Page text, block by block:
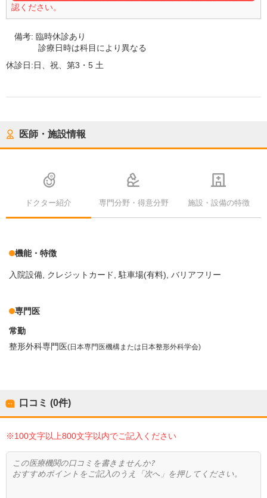
認ください。
備考:臨時休診あり
診療日時は科目により異なる
休診日:日、祝、第3・5 土
医師・施設情報
ドクター紹介 専門分野・得意分野 施設・設備の特徴
機能・特徴
入院設備 クレジットカード 駐車場(有料) バリアフリー
専門医
常勤
整形外科専門医(日本専門医機構または日本整形外科学会)
口コミ (0件)
※100文字以上800文字以内でご記入ください